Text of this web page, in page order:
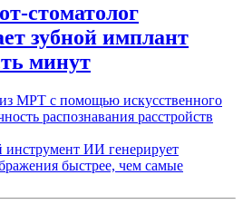
стоматолог
зубной имплант
минут
МРТ с помощью искусственного
распознавания расстройств
ИИ генерирует
быстрее, чем самые